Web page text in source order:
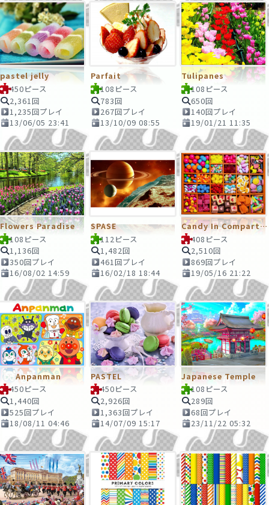
pastel jelly
450ピース
2,361回
1,235回プレイ
13/06/05 23:41
Parfait
108ピース
783回
267回プレイ
13/10/09 08:55
Tulipanes
108ピース
650回
140回プレイ
19/01/21 11:35
Flowers Paradise
108ピース
1,136回
350回プレイ
16/08/02 14:59
SPASE
112ピース
1,482回
461回プレイ
16/02/18 18:44
Candy In Compartments
408ピース
2,510回
869回プレイ
19/05/16 21:22
Anpanman
450ピース
1,440回
525回プレイ
18/08/11 04:46
PASTEL
450ピース
2,926回
1,363回プレイ
14/07/09 15:17
Japanese Temple
108ピース
289回
68回プレイ
23/11/22 05:32